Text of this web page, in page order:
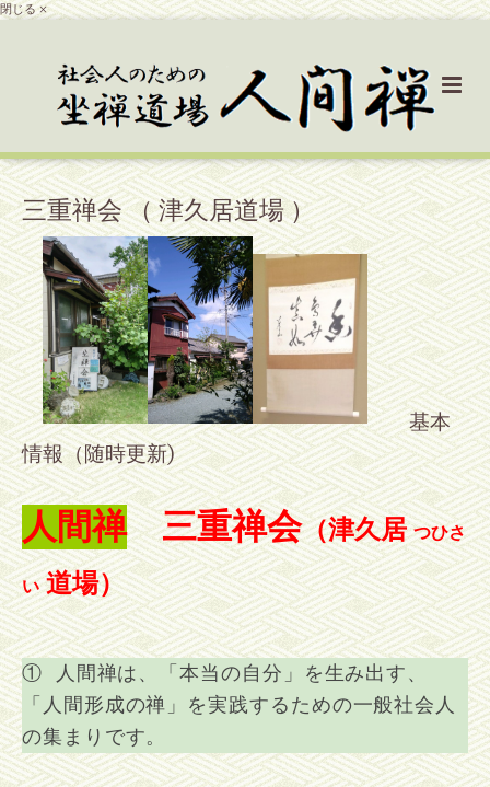
閉じる ×
三重禅会 （ 津久居道場 ）
基本
情報（随時更新)
人間禅三重禅会（津久居つひさ
い道場）
① 人間禅は、「本当の自分」を生み出す、
「人間形成の禅」を実践するための一般社会人
の集まりです。